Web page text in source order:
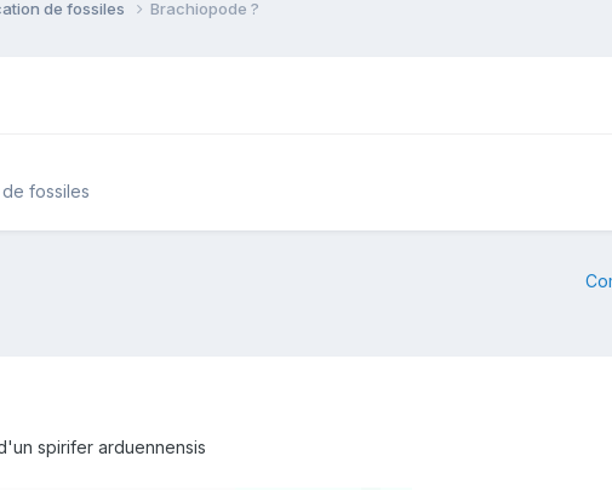
de fossiles Brachiopode ?
fossiles
spirifer arduennensis